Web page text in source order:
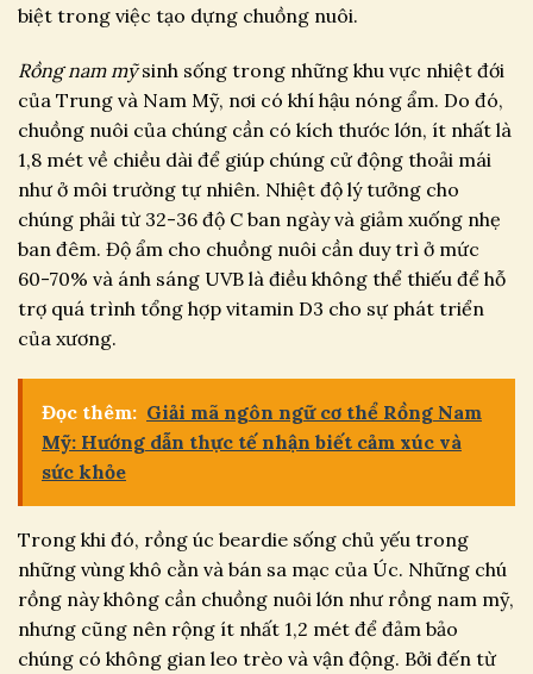
biệt trong việc tạo dựng chuồng nuôi.
Rồng nam mỹsinh sống trong những khu vực nhiệt đới
của Trung và Nam Mỹ, nơi có khí hậu nóng ẩm. Do đó,
chuồng nuôi của chúng cần có kích thước lớn, ít nhất là
1,8 mét về chiều dài để giúp chúng cử động thoải mái
như ở môi trường tự nhiên. Nhiệt độ lý tưởng cho
chúng phải từ 32-36 độ C ban ngày và giảm xuống nhẹ
ban đêm. Độ ẩm cho chuồng nuôi cần duy trì ở mức
60-70% và ánh sáng UVB là điều không thể thiếu để hỗ
trợ quá trình tổng hợp vitamin D3 cho sự phát triển
của xương.
Đọc thêm: Giải mã ngôn ngữ cơ thể Rồng Nam
Mỹ: Hướng dẫn thực tế nhận biết cảm xúc và
sức khỏe
Trong khi đó, rồng úc beardie sống chủ yếu trong
những vùng khô cằn và bán sa mạc của Úc. Những chú
rồng này không cần chuồng nuôi lớn như rồng nam mỹ,
nhưng cũng nên rộng ít nhất 1,2 mét để đảm bảo
chúng có không gian leo trèo và vận động. Bởi đến từ